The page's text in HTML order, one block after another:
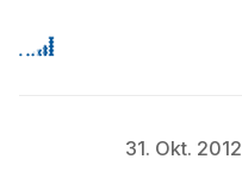
31. Okt. 2012